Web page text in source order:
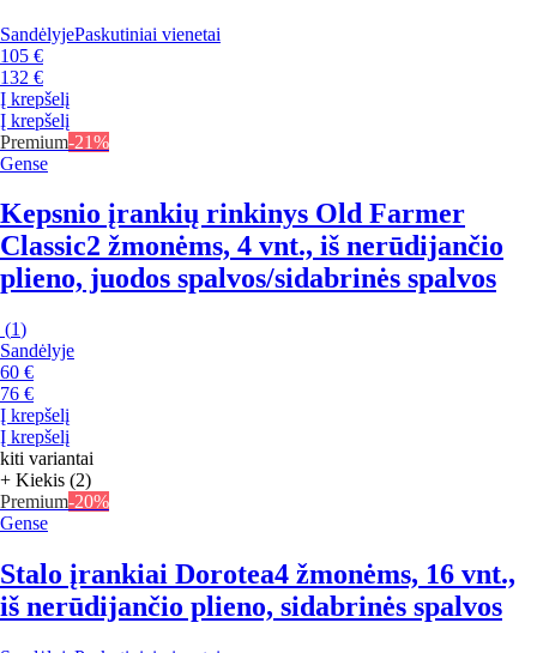
SandėlyjePaskutiniai vienetai
105 €
132 €
Į krepšelį
Į krepšelį
Premium-21%
Gense
Kepsnio įrankių rinkinys Old Farmer
Classic2 žmonėms, 4 vnt., iš nerūdijančio
plieno, juodos spalvos/sidabrinės spalvos
(1)
Sandėlyje
60 €
76 €
Į krepšelį
Į krepšelį
kiti variantai
+ Kiekis (2)
Premium-20%
Gense
Stalo įrankiai Dorotea4 žmonėms, 16 vnt.,
iš nerūdijančio plieno, sidabrinės spalvos